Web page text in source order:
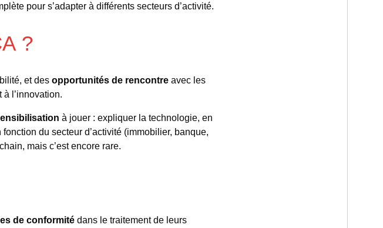
pour s’adapter à différents secteurs d’activité.
?
et des opportunités de rencontre avec les
l’innovation.
à jouer : expliquer la technologie, en
du secteur d’activité (immobilier, banque,
mais c’est encore rare.
de conformité dans le traitement de leurs